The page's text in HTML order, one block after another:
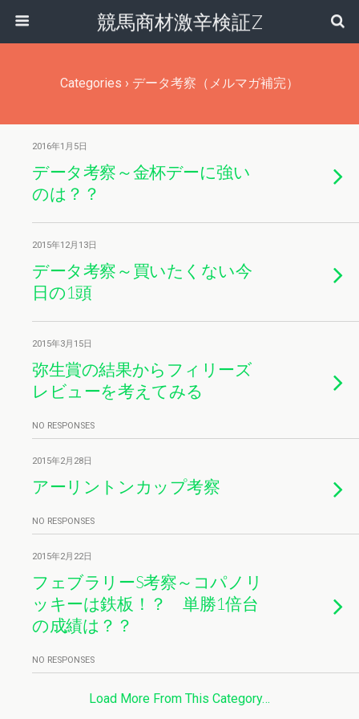
競馬商材激辛検証Z
Categories › データ考察（メルマガ補完）
2016年1月5日
データ考察～金杯デーに強い
のは？？
2015年12月13日
データ考察～買いたくない今
日の1頭
2015年3月15日
弥生賞の結果からフィリーズ
レビューを考えてみる
NO RESPONSES
2015年2月28日
アーリントンカップ考察
NO RESPONSES
2015年2月22日
フェブラリーS考察～コパノリ
ッキーは鉄板！？ 単勝1倍台
の成績は？？
NO RESPONSES
Load More From This Category…